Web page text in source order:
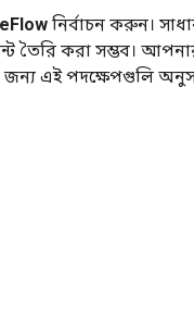
নির্বাচন করুন।
তৈরি করা সম্ভব।
জন্য এই পদক্ষেপগুলি